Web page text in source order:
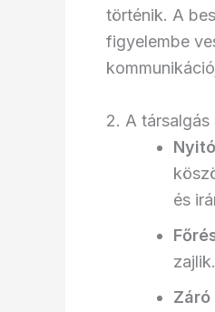
történik. A
figyelembe
2. A
és
Záró